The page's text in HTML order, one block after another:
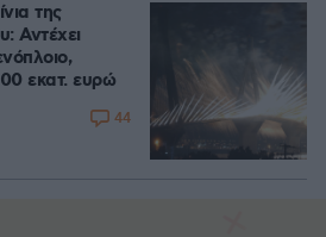
της
Αντέχει
εκατ. ευρώ
44